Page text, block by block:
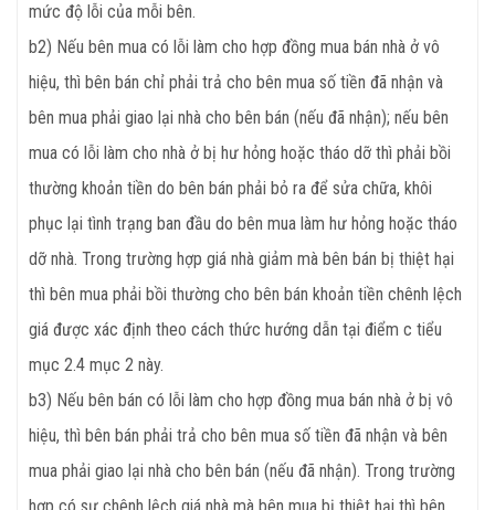
mức độ lỗi của mỗi bên.
b2) Nếu bên mua có lỗi làm cho hợp đồng mua bán nhà ở vô
hiệu, thì bên bán chỉ phải trả cho bên mua số tiền đã nhận và
bên mua phải giao lại nhà cho bên bán (nếu đã nhận); nếu bên
mua có lỗi làm cho nhà ở bị hư hỏng hoặc tháo dỡ thì phải bồi
thường khoản tiền do bên bán phải bỏ ra để sửa chữa, khôi
phục lại tình trạng ban đầu do bên mua làm hư hỏng hoặc tháo
dỡ nhà. Trong trường hợp giá nhà giảm mà bên bán bị thiệt hại
thì bên mua phải bồi thường cho bên bán khoản tiền chênh lệch
giá được xác định theo cách thức hướng dẫn tại điểm c tiểu
mục 2.4 mục 2 này.
b3) Nếu bên bán có lỗi làm cho hợp đồng mua bán nhà ở bị vô
hiệu, thì bên bán phải trả cho bên mua số tiền đã nhận và bên
mua phải giao lại nhà cho bên bán (nếu đã nhận). Trong trường